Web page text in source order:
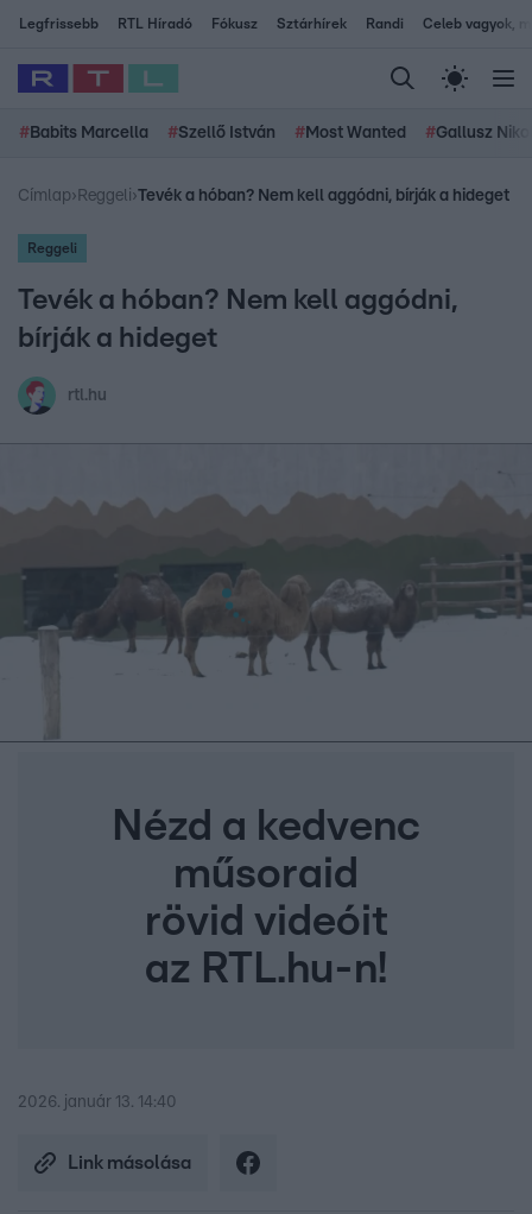
Legfrissebb RTL Híradó Fókusz Sztárhírek Randi Celeb vagyok,
# Babits Marcella #Szellő István # Most Wanted #Gallusz
Címlap› Reggeli›Tevék a hóban? Nem kell aggódni, bírják a hideget
Reggeli
Tevék a hóban? Nem kell aggódni,
bírják a hideget
rtl.hu
Nézd a kedvenc
műsoraid
rövid videóit
az RTL.hu-n!
2026. január 13. 14:40
Link másolása